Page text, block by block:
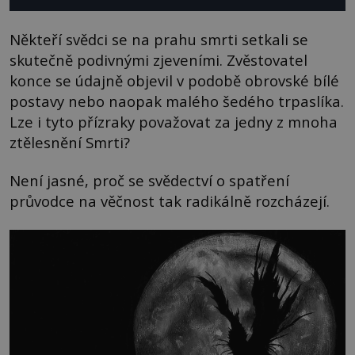
Někteří svědci se na prahu smrti setkali se
skutečně podivnými zjeveními. Zvěstovatel
konce se údajně objevil v podobě obrovské bílé
postavy nebo naopak malého šedého trpaslíka.
Lze i tyto přízraky považovat za jedny z mnoha
ztělesnění Smrti?
Není jasné, proč se svědectví o spatření
průvodce na věčnost tak radikálně rozcházejí.